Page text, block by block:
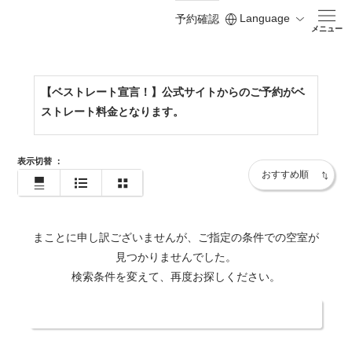
予約確認 Language
メニュー
https://www.shodoshima-kh.jp/
【ベストレート宣言！】公式サイトからのご予約がベ
ストレート料金となります。
表示切替 ：
まことに申し訳ございませんが、ご指定の条件での空室が
見つかりませんでした。
検索条件を変えて、再度お探しください。